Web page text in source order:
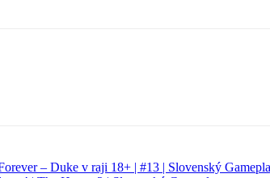
– Duke v raji 18+ | #13 | Slovenský